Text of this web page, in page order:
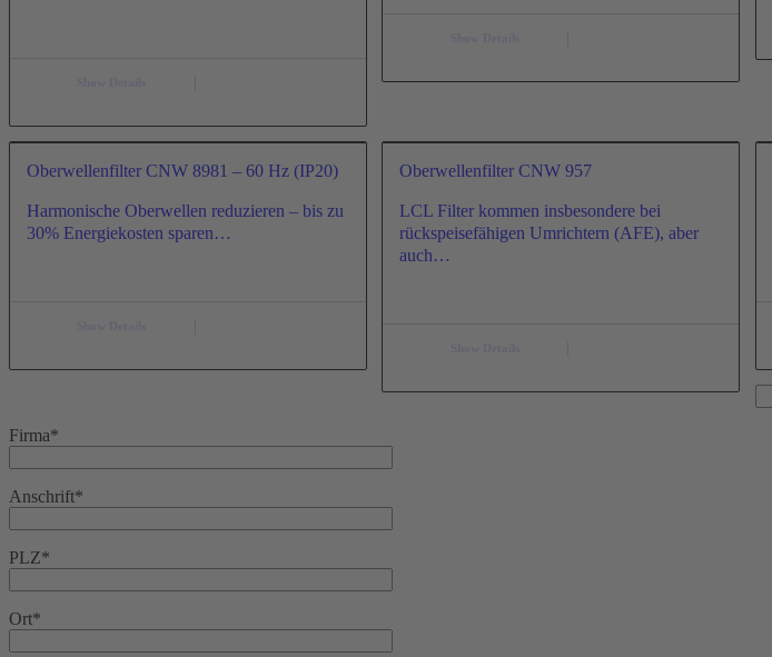
Oberwellenfilter CNW 8981 – 60 Hz (IP20)
Harmonische Oberwellen reduzieren – bis zu
30% Energiekosten sparen…
Oberwellenfilter CNW 957
LCL Filter kommen insbesondere bei
rückspeisefähigen Umrichtern (AFE), aber
auch…
Firma*
Anschrift*
PLZ*
Ort*